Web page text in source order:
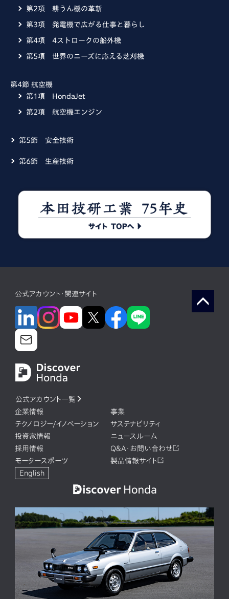
第2項 耕うん機の革新
第3項 発電機で広がる仕事と暮らし
第4項 4ストロークの船外機
第5項 世界のニーズに応える芝刈機
第4節 航空機
第1項 HondaJet
第2項 航空機エンジン
第5節 安全技術
第6節 生産技術
公式アカウント・関連サイト
公式アカウント一覧
企業情報
事業
テクノロジー/イノベーション
サステナビリティ
投資家情報
ニュースルーム
採用情報
Q&A・お問い合わせ
モータースポーツ
製品情報サイト
English